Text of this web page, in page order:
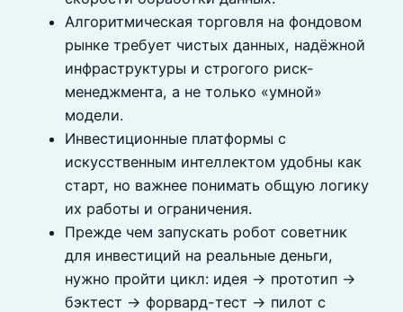
Алгоритмическая торговля на фондовом
рынке требует чистых данных, надёжной
инфраструктуры и строгого риск-
менеджмента, а не только «умной»
модели.
Инвестиционные платформы с
искусственным интеллектом удобны как
старт, но важнее понимать общую логику
их работы и ограничения.
Прежде чем запускать робот советник
для инвестиций на реальные деньги,
нужно пройти цикл: идея → прототип →
бэктест → форвард-тест → пилот с